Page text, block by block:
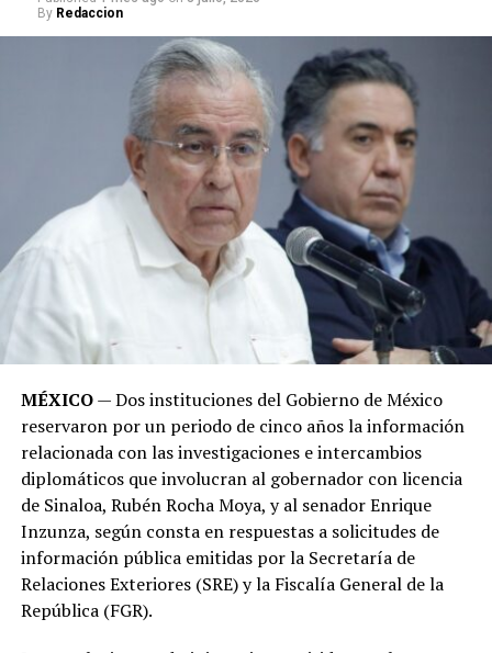
By Redaccion
MÉXICO— Dos instituciones del Gobierno de México
reservaron por un periodo de cinco años la información
relacionada con las investigaciones e intercambios
diplomáticos que involucran al gobernador con licencia
de Sinaloa, Rubén Rocha Moya, y al senador Enrique
Inzunza, según consta en respuestas a solicitudes de
información pública emitidas por la Secretaría de
Relaciones Exteriores (SRE) y la Fiscalía General de la
República (FGR).